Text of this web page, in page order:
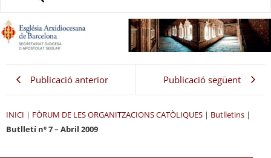
Publicació anterior Publicació següent
INICI | FÒRUM DE LES ORGANITZACIONS CATÒLIQUES | Butlletins |
Butlletí nº 7 – Abril 2009